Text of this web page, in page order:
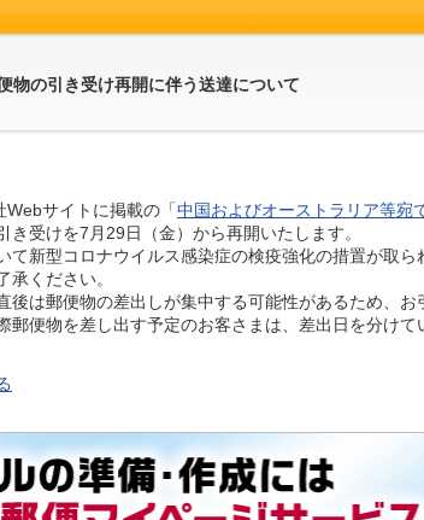
物の引き受け再開に伴う送達について
サイトに掲載の「中国およびオーストラリア等宛
き受けを7月29日（金）から再開いたします。
て新型コロナウイルス感染症の検疫強化の措置が取
承ください。
後は郵便物の差出しが集中する可能性があるため、
郵便物を差し出す予定のお客さまは、差出日を分け